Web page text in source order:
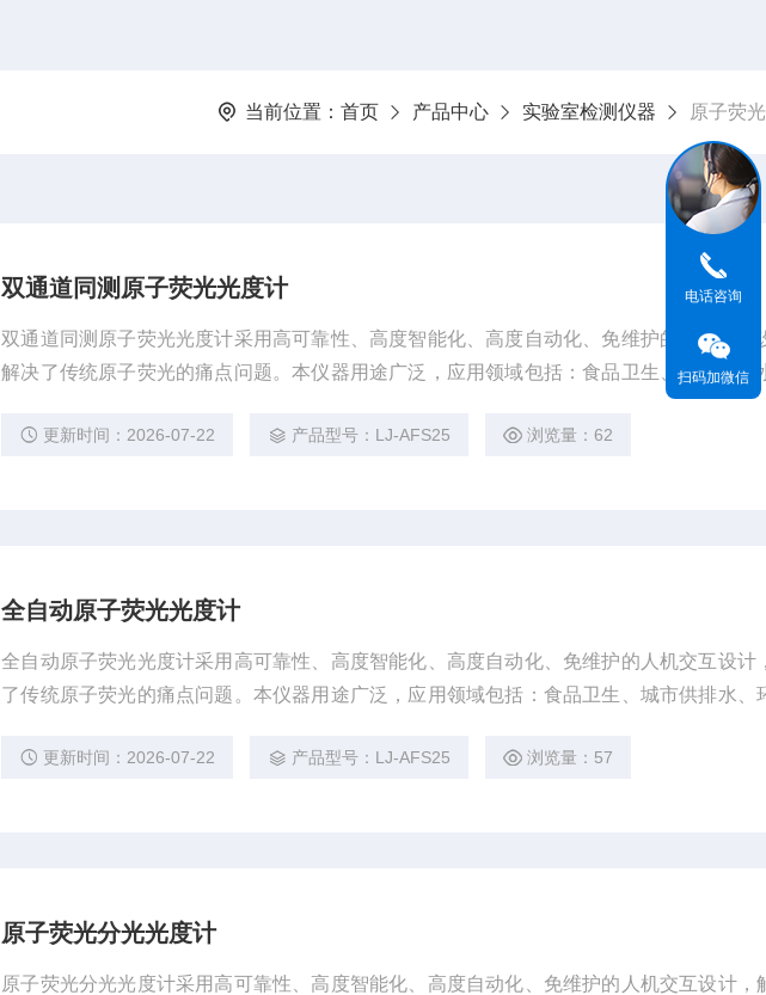
当前位置： 首页 产品中心 实验室检测仪器 原子荧
双通道同测原子荧光光度计
双通道同测原子荧光光度计采用高可靠性、高度智能化、高度自动化、免维护的人机交互
解决了传统原子荧光的痛点问题。本仪器用途广泛，应用领域包括：食品卫生、城市供排
更新时间：2026-07-22 产品型号：LJ-AFS25 浏览量：62
全自动原子荧光光度计
全自动原子荧光光度计采用高可靠性、高度智能化、高度自动化、免维护的人机交互设计
了传统原子荧光的痛点问题。本仪器用途广泛，应用领域包括：食品卫生、城市供排水、
更新时间：2026-07-22 产品型号：LJ-AFS25 浏览量：57
原子荧光分光光度计
原子荧光分光光度计采用高可靠性、高度智能化、高度自动化、免维护的人机交互设计，
电话咨询
扫码加微信